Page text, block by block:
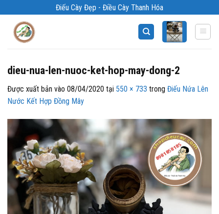
qua
Điếu Cày Đẹp - Điều Cày Thanh Hóa
dieu-nua-len-nuoc-ket-hop-may-dong-2
Được xuất bản vào 08/04/2020 tại 550 × 733 trong Điếu Nứa Lên
Nước Kết Hợp Đồng Mây